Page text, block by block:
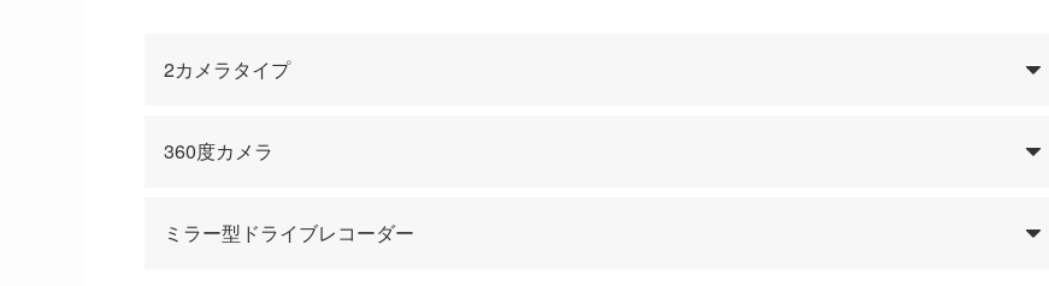
2カメラタイプ
360度カメラ
ミラー型ドライブレコーダー